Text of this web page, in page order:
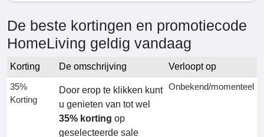
De beste kortingen en promotiecode
HomeLiving geldig vandaag
Korting De omschrijving
Verloopt op
35%
Korting
Door erop te klikken kunt
u genieten van tot wel
35% korting op
geselecteerde sale
Onbekend/momenteel